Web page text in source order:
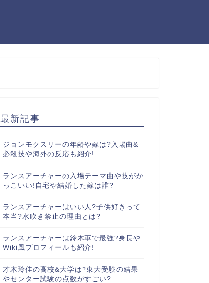
最新記事
ジョンモクスリーの年齢や嫁は?入場曲&
必殺技や海外の反応も紹介!
ランスアーチャーの入場テーマ曲や技がか
っこいい!自宅や結婚した嫁は誰?
ランスアーチャーはいい人?子供好きって
本当?水吹き禁止の理由とは?
ランスアーチャーは鈴木軍で最強?身長や
Wiki風プロフィールも紹介!
才木玲佳の高校&大学は?東大受験の結果
やセンター試験の点数がすごい?